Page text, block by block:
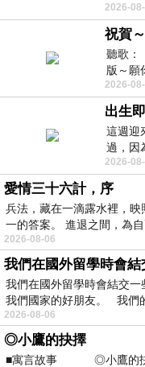
的貼文
2026-
祝賀
聽歌：
版～願
經在我
2026-
這週迎
過，因
節的，
2026-
愛情三十六計，序
兵法，藏在一滴露水裡，
一的答案。 進退之間，為
2026-08-06
我們在國外留學時會結交
我們國家的好朋友。 我們
2026-08-06
◎小鷹的抉擇
■寓言故事 ◎小鷹的